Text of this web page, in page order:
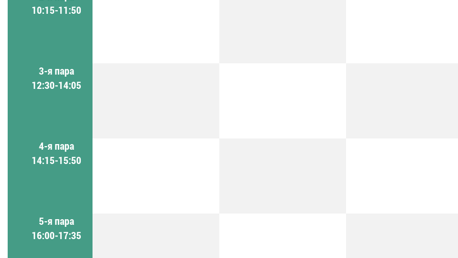
10:15-11:50
3-я пара
12:30-14:05
4-я пара
14:15-15:50
5-я пара
16:00-17:35